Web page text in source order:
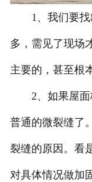
1、我们要找
多，需见了现场
主要的，甚至根
2、如果屋面
普通的微裂缝了
裂缝的原因。看
对具体情况做加